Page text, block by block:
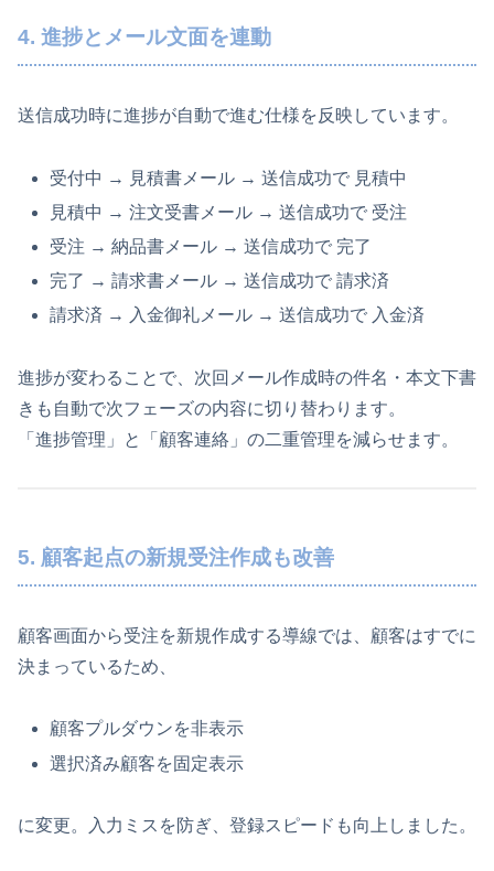
4. 進捗とメール文面を連動
送信成功時に進捗が自動で進む仕様を反映しています。
受付中 → 見積書メール → 送信成功で 見積中
見積中 → 注文受書メール → 送信成功で 受注
受注 → 納品書メール → 送信成功で 完了
完了 → 請求書メール → 送信成功で請求済
請求済 → 入金御礼メール → 送信成功で 入金済
進捗が変わることで、次回メール作成時の件名・本文下書
きも自動で次フェーズの内容に切り替わります。
「進捗管理」と「顧客連絡」の二重管理を減らせます。
5. 顧客起点の新規受注作成も改善
顧客画面から受注を新規作成する導線では、顧客はすでに
決まっているため、
顧客プルダウンを非表示
選択済み顧客を固定表示
に変更。入力ミスを防ぎ、登録スピードも向上しました。